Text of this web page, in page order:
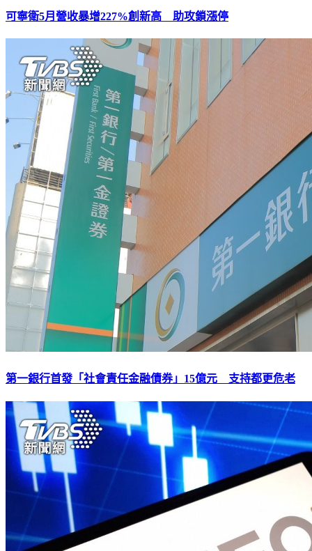
可寧衛5月營收暴增227%創新高 助攻鎖漲停
第一銀行首發「社會責任金融債券」15億元 支持都更危老